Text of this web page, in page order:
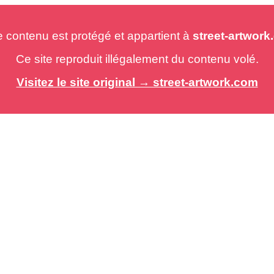
est protégé et appartient à street-
Ce site reproduit illégalement du contenu volé.
Visitez le site original → street-artwork.com